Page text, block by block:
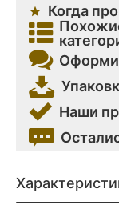
Когда
Наши